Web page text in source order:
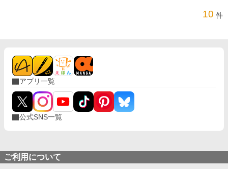
10 件
アプリ一覧
公式SNS一覧
ご利用について